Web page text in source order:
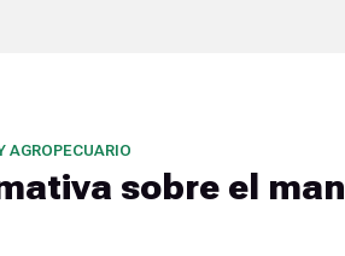
AGROPECUARIO
sobre el